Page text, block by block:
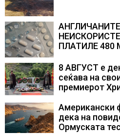
ПЛАТИЛЕ
само лекови
потребни
8 АВГУСТ е
сеќава на
премиерот
прилепски
Американски
дека на
Ормуската